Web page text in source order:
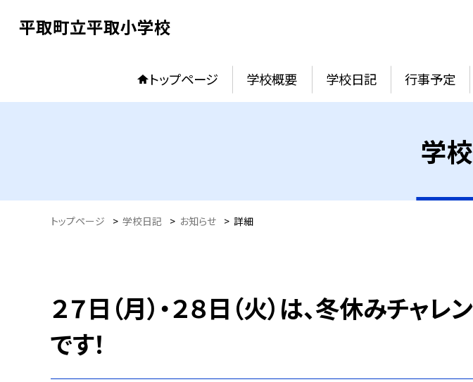
平取町立平取小学校
トップページ 学校概要 学校日記 行事予定
学
トップページ > 学校日記 > お知らせ > 詳細
２７日（月）・２８日（火）は、冬休みチャレ
です！